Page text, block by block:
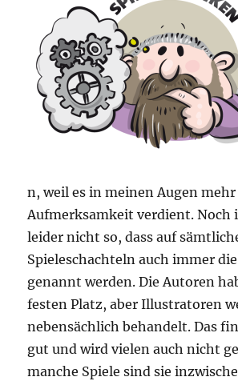
n, weil es in meinen Augen mehr
Aufmerksamkeit verdient. Noch
leider nicht so, dass auf
Spieleschachteln auch immer
genannt werden. Die Autoren
festen Platz, aber Illustratoren
nebensächlich behandelt. Das
gut und wird vielen auch nicht
manche Spiele sind sie